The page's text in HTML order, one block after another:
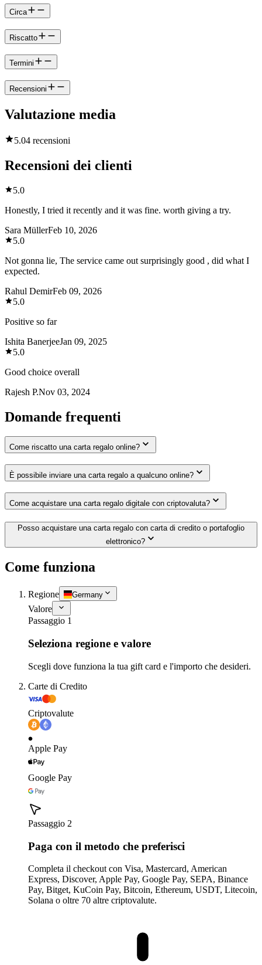
Circa
Riscatto
Termini
Recensioni
Valutazione media
5.04 recensioni
Recensioni dei clienti
5.0
Honestly, I tried it recently and it was fine. worth giving a try.
Sara MüllerFeb 10, 2026
5.0
Not gonna lie, The service came out surprisingly good , did what I
expected.
Rahul DemirFeb 09, 2026
5.0
Positive so far
Ishita BanerjeeJan 09, 2025
5.0
Good choice overall
Rajesh P.Nov 03, 2024
Domande frequenti
Come riscatto una carta regalo online?
È possibile inviare una carta regalo a qualcuno online?
Come acquistare una carta regalo digitale con criptovaluta?
Posso acquistare una carta regalo con carta di credito o portafoglio
elettronico?
Come funziona
Regione Germany
Valore
Passaggio 1
Seleziona regione e valore
Scegli dove funziona la tua gift card e l'importo che desideri.
Carte di Credito
Criptovalute
Apple Pay
Google Pay
Passaggio 2
Paga con il metodo che preferisci
Completa il checkout con Visa, Mastercard, American
Express, Discover, Apple Pay, Google Pay, SEPA, Binance
Pay, Bitget, KuCoin Pay, Bitcoin, Ethereum, USDT, Litecoin,
Solana o oltre 70 altre criptovalute.